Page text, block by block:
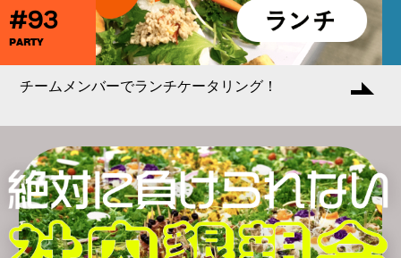
#93
PARTY
チームメンバーでランチケータリング！